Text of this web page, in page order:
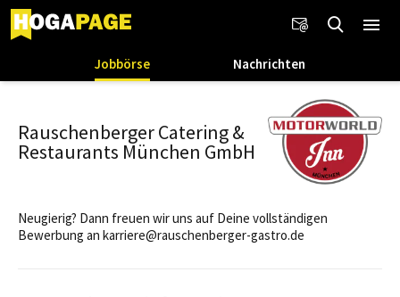
Jobbörse Nachrichten
Rauschenberger Catering &
Restaurants München GmbH
Neugierig? Dann freuen wir uns auf Deine vollständigen
Bewerbung an karriere@rauschenberger-gastro.de